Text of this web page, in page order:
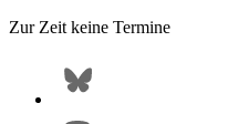
Zur Zeit keine Termine